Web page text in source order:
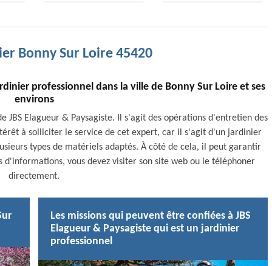
Bonny Sur Loire 45420
professionnel dans la ville de Bonny Sur Loire et ses
environs
JBS Elagueur & Paysagiste. Il s'agit des opérations d'entretien des
à solliciter le service de cet expert, car il s'agit d'un jardinier
types de matériels adaptés. À côté de cela, il peut garantir
vous devez visiter son site web ou le téléphoner
directement.
Les missions qui peuvent être confiées à JBS
Elagueur & Paysagiste qui est un jardinier
professionnel